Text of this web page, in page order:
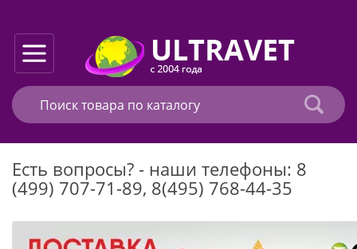
Есть вопросы? - наши телефоны: 8
(499) 707-71-89, 8(495) 768-44-35